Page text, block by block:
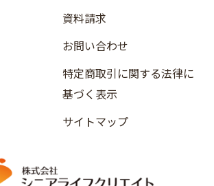
資料請求
お問い合わせ
特定商取引に関する法律に
基づく表示
サイトマップ